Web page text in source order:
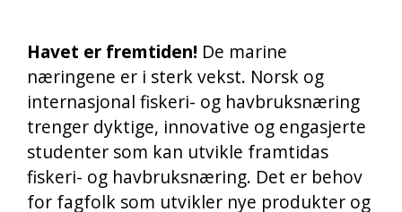
Havet er fremtiden! De marine
næringene er i sterk vekst. Norsk og
internasjonal fiskeri- og havbruksnæring
trenger dyktige, innovative og engasjerte
studenter som kan utvikle framtidas
fiskeri- og havbruksnæring. Det er behov
for fagfolk som utvikler nye produkter og